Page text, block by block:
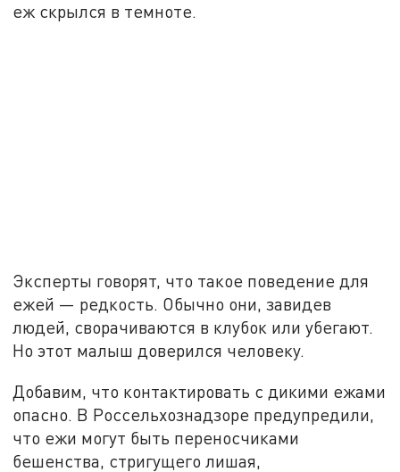
еж скрылся в темноте.
Эксперты говорят, что такое поведение для
ежей — редкость. Обычно они, завидев
людей, сворачиваются в клубок или убегают.
Но этот малыш доверился человеку.
Добавим, что контактировать с дикими ежами
опасно. В Россельхознадзоре предупредили,
что ежи могут быть переносчиками
бешенства, стригущего лишая,